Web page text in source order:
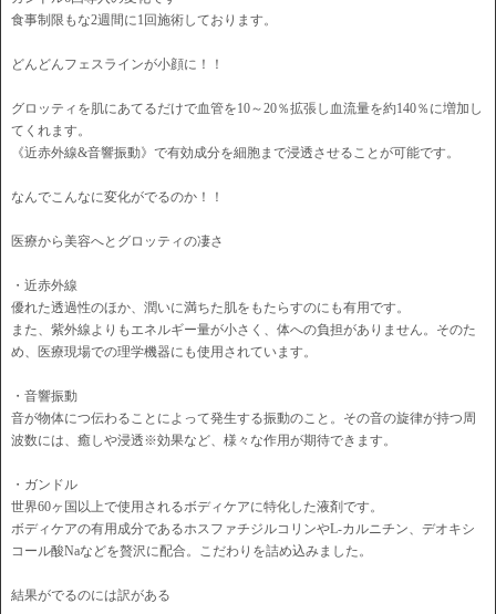
食事制限もな2週間に1回施術しております。
どんどんフェスラインが小顔に！！
グロッティを肌にあてるだけで血管を10～20％拡張し血流量を約140％に増加し
てくれます。
《近赤外線&音響振動》で有効成分を細胞まで浸透させることが可能です。
なんでこんなに変化がでるのか！！
医療から美容へとグロッティの凄さ
・近赤外線
優れた透過性のほか、潤いに満ちた肌をもたらすのにも有用です。
また、紫外線よりもエネルギー量が小さく、体への負担がありません。そのた
め、医療現場での理学機器にも使用されています。
・音響振動
音が物体につ伝わることによって発生する振動のこと。その音の旋律が持つ周
波数には、癒しや浸透※効果など、様々な作用が期待できます。
・ガンドル
世界60ヶ国以上で使用されるボディケアに特化した液剤です。
ボディケアの有用成分であるホスファチジルコリンやL-カルニチン、デオキシ
コール酸Naなどを贅沢に配合。こだわりを詰め込みました。
結果がでるのには訳がある